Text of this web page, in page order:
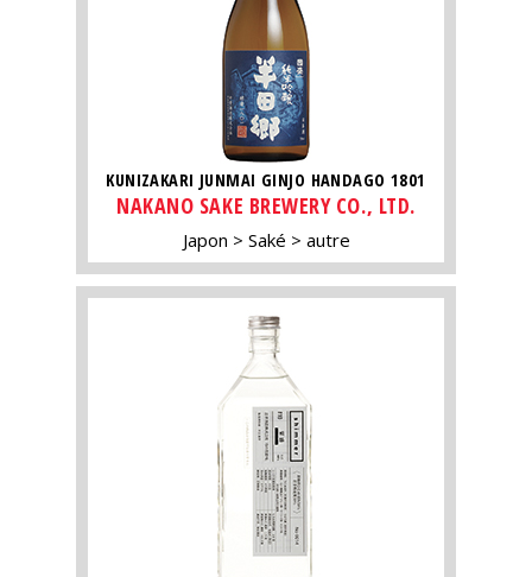
KUNIZAKARI JUNMAI GINJO HANDAGO 1801
NAKANO SAKE BREWERY CO., LTD.
Japon Saké autre